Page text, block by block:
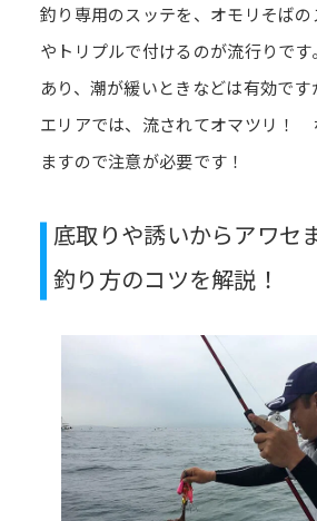
釣り専用のスッテを、オモリそば
やトリプルで付けるのが流行りです
あり、潮が緩いときなどは有効で
エリアでは、流されてオマツリ！
ますので注意が必要です！
底取りや誘いからアワセま
釣り方のコツを解説！